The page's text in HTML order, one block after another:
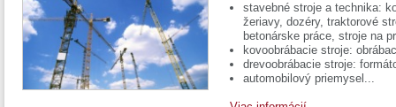
stavebné stroje a technika:
žeriavy, dozéry, traktorové
betonárske práce, stroje na
kovoobrábacie stroje:
drevoobrábacie stroje:
automobilový priemysel...